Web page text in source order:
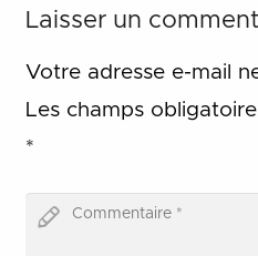
Laisser un
Votre adresse e-mail
Les champs
*